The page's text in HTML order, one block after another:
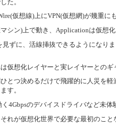
た。
仮想線)上にVPN(仮想網)が幾重
シン)上で動き、Applicationは仮想
ずに、活線挿抜できるようになり
仮想化レイヤーと実レイヤーとの
とつ決めるだけで飛躍的に人災を
す。
4Gbpsのデバイスドライバなど未
れが仮想化世界で必要な最初のこ